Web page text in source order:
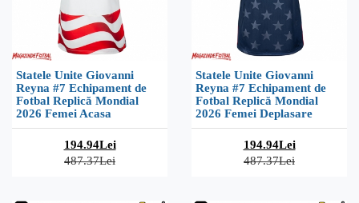
Statele Unite Giovanni
Reyna #7 Echipament de
Fotbal Replică Mondial
2026 Femei Acasa
194.94Lei
487.37Lei
Statele Unite Giovanni
Reyna #7 Echipament de
Fotbal Replică Mondial
2026 Femei Deplasare
194.94Lei
487.37Lei